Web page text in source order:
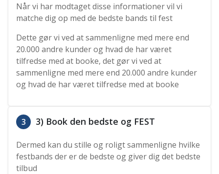
Når vi har modtaget disse informationer vil vi
matche dig op med de bedste bands til fest
Dette gør vi ved at sammenligne med mere end
20.000 andre kunder og hvad de har været
tilfredse med at booke, det gør vi ved at
sammenligne med mere end 20.000 andre kunder
og hvad de har været tilfredse med at booke
3 3) Book den bedste og FEST
Dermed kan du stille og roligt sammenligne hvilke
festbands der er de bedste og giver dig det bedste
tilbud